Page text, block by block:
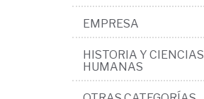
EMPRESA
HISTORIA Y CIENCIAS
HUMANAS